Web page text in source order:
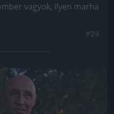
vagyok, ilyen marha
kép!